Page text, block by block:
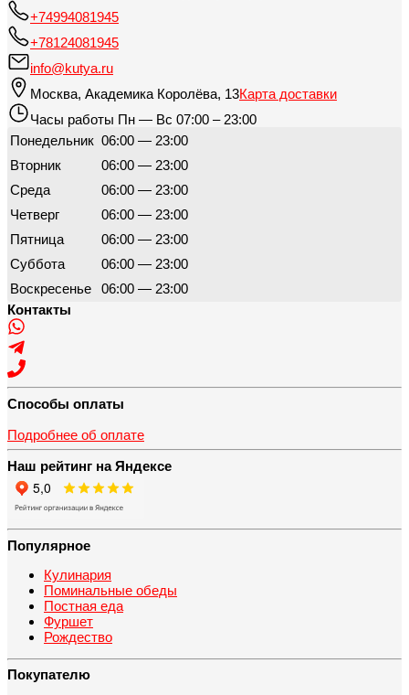
+74994081945
+78124081945
info@kutya.ru
Москва, Академика Королёва, 13Карта доставки
Часы работы Пн — Вс 07:00 – 23:00
Понедельник 06:00 — 23:00
Вторник
06:00 — 23:00
Среда
06:00 — 23:00
Четверг
06:00 — 23:00
Пятница
06:00 — 23:00
Суббота
06:00 — 23:00
Воскресенье
06:00 — 23:00
Контакты
Способы оплаты
Подробнее об оплате
Наш рейтинг на Яндексе
Популярное
Кулинария
Поминальные обеды
Постная еда
Фуршет
Рождество
Покупателю